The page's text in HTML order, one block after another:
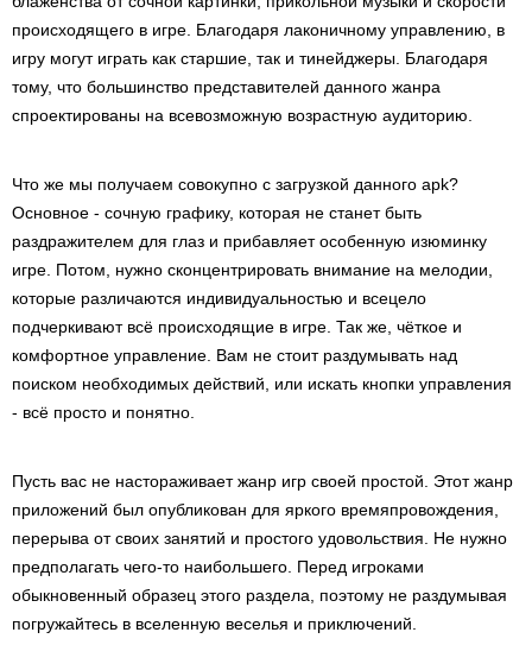
происходящего в игре. Благодаря лаконичному управлению, в
игру могут играть как старшие, так и тинейджеры. Благодаря
тому, что большинство представителей данного жанра
спроектированы на всевозможную возрастную аудиторию.
Что же мы получаем совокупно с загрузкой данного apk?
Основное - сочную графику, которая не станет быть
раздражителем для глаз и прибавляет особенную изюминку
игре. Потом, нужно сконцентрировать внимание на мелодии,
которые различаются индивидуальностью и всецело
подчеркивают всё происходящие в игре. Так же, чёткое и
комфортное управление. Вам не стоит раздумывать над
поиском необходимых действий, или искать кнопки управления
- всё просто и понятно.
Пусть вас не настораживает жанр игр своей простой. Этот жанр
приложений был опубликован для яркого времяпровождения,
перерыва от своих занятий и простого удовольствия. Не нужно
предполагать чего-то наибольшего. Перед игроками
обыкновенный образец этого раздела, поэтому не раздумывая
погружайтесь в вселенную веселья и приключений.